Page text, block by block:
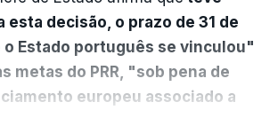
esta decisão, o prazo de 31 de
Estado português se vinculou"
metas do PRR, "sob pena de
europeu associado a